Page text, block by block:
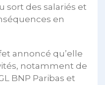
sort des salariés et
en
annoncé qu’elle
notamment de
BNP Paribas et